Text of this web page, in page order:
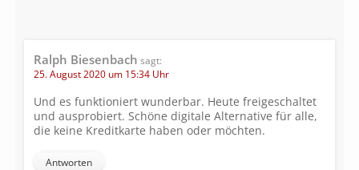
Ralph Biesenbach sagt:
25. August 2020 um 15:34 Uhr
Und es funktioniert wunderbar. Heute freigeschaltet
und ausprobiert. Schöne digitale Alternative für alle,
die keine Kreditkarte haben oder möchten.
Antworten